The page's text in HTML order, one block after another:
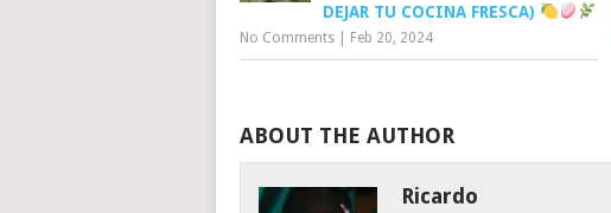
DEJAR TU COCINA FRESCA)
No Comments Feb 20, 2024
ABOUT THE AUTHOR
Ricardo